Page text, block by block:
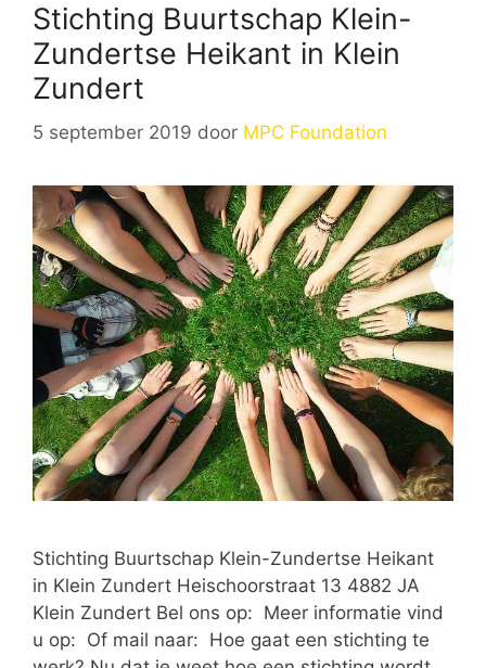
Stichting Buurtschap Klein-
Zundertse Heikant in Klein
Zundert
5 september 2019 door MPC Foundation
Stichting Buurtschap Klein-Zundertse Heikant
in Klein Zundert Heischoorstraat 13 4882 JA
Klein Zundert Bel ons op: Meer informatie vind
u op: Of mail naar: Hoe gaat een stichting te